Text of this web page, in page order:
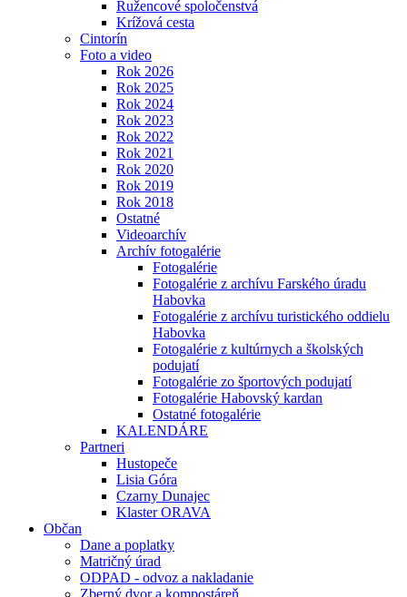
Ružencové spoločenstvá
Krížová cesta
Cintorín
Foto a video
Rok 2026
Rok 2025
Rok 2024
Rok 2023
Rok 2022
Rok 2021
Rok 2020
Rok 2019
Rok 2018
Ostatné
Videoarchív
Archív fotogalérie
Fotogalérie
Fotogalérie z archívu Farského úradu
Habovka
Fotogalérie z archívu turistického oddielu
Habovka
Fotogalérie z kultúrnych a školských
podujatí
Fotogalérie zo športových podujatí
Fotogalérie Habovský kardan
Ostatné fotogalérie
KALENDÁRE
Partneri
Hustopeče
Lisia Góra
Czarny Dunajec
Klaster ORAVA
Občan
Dane a poplatky
Matričný úrad
ODPAD - odvoz a nakladanie
Zberný dvor a kompostáreň